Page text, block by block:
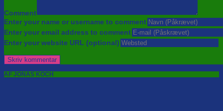
Comment
Enter your name or username to comment
Enter your email address to comment
Enter your website URL (optional)
AF JONAS KOCH